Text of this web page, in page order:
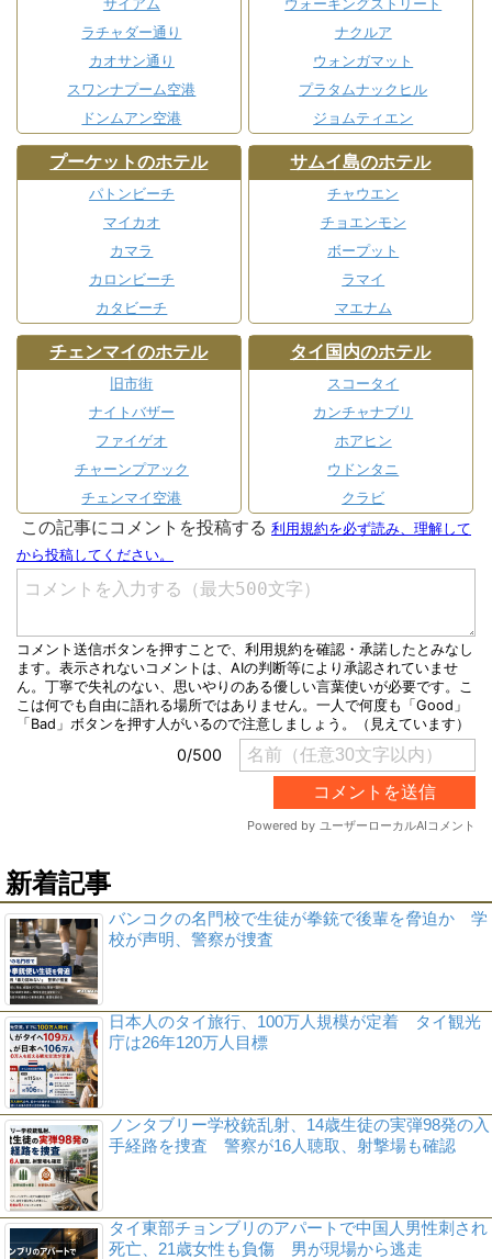
サイアム
ラチャダー通り
カオサン通り
スワンナプーム空港
ドンムアン空港
ウォーキングストリート
ナクルア
ウォンガマット
プラタムナックヒル
ジョムティエン
プーケットのホテル
パトンビーチ
マイカオ
カマラ
カロンビーチ
カタビーチ
サムイ島のホテル
チャウエン
チョエンモン
ボープット
ラマイ
マエナム
チェンマイのホテル
旧市街
ナイトバザー
ファイゲオ
チャーンプアック
チェンマイ空港
タイ国内のホテル
スコータイ
カンチャナブリ
ホアヒン
ウドンタニ
クラビ
新着記事
バンコクの名門校で生徒が拳銃で後輩を脅迫か 学
校が声明、警察が捜査
日本人のタイ旅行、100万人規模が定着 タイ観光
庁は26年120万人目標
ノンタブリー学校銃乱射、14歳生徒の実弾98発の入
手経路を捜査 警察が16人聴取、射撃場も確認
タイ東部チョンブリのアパートで中国人男性刺され
死亡、21歳女性も負傷 男が現場から逃走